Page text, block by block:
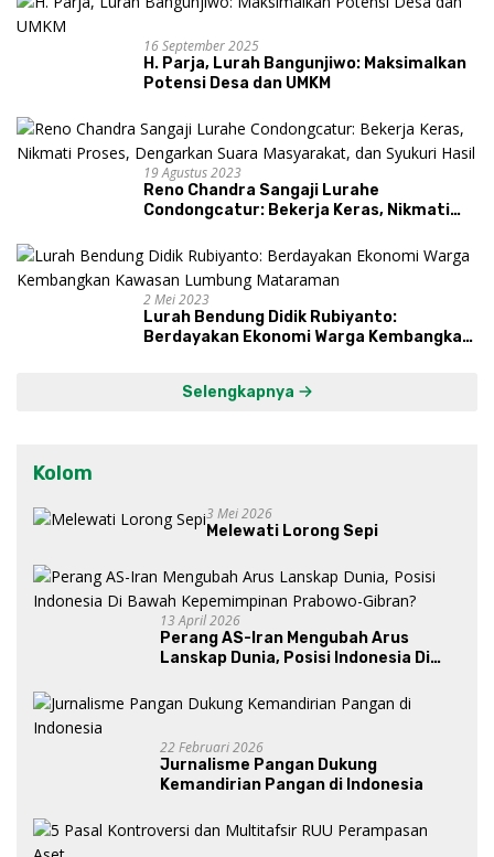
16 September 2025
H. Parja, Lurah Bangunjiwo: Maksimalkan
Potensi Desa dan UMKM
19 Agustus 2023
Reno Chandra Sangaji Lurahe
Condongcatur: Bekerja Keras, Nikmati
dan Syukuri Hasil
2 Mei 2023
Lurah Bendung Didik Rubiyanto:
Berdayakan Ekonomi Warga Kembangkan
Selengkapnya
Kolom
3 Mei 2026
Melewati Lorong Sepi
13 April 2026
Perang AS-Iran Mengubah Arus
Lanskap Dunia, Posisi Indonesia Di
Gibran?
22 Februari 2026
Jurnalisme Pangan Dukung
Kemandirian Pangan di Indonesia